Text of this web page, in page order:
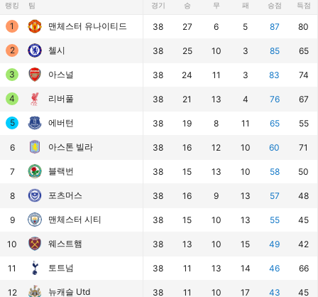
랭킹 팀
1 맨체스터 유나이티드
2 첼시
3 아스널
4 리버풀
5 에버턴
6 아스톤 빌라
7 블랙번
8 포츠머스
9 맨체스터 시티
10 웨스트햄
11 토트넘
12 뉴캐슬 Utd
경기 승 무 패 승점 득점
38 27 6 5 87 80
38 25 10 3 85 65
38 24 11 3 83 74
38 21 13 4 76 67
38 19 8 11 65 55
38 16 12 10 60 71
38 15 13 10 58 50
38 16 9 13 57 48
38 15 10 13 55 45
38 13 10 15 49 42
38 11 13 14 46 66
38 11 10 17 43 45